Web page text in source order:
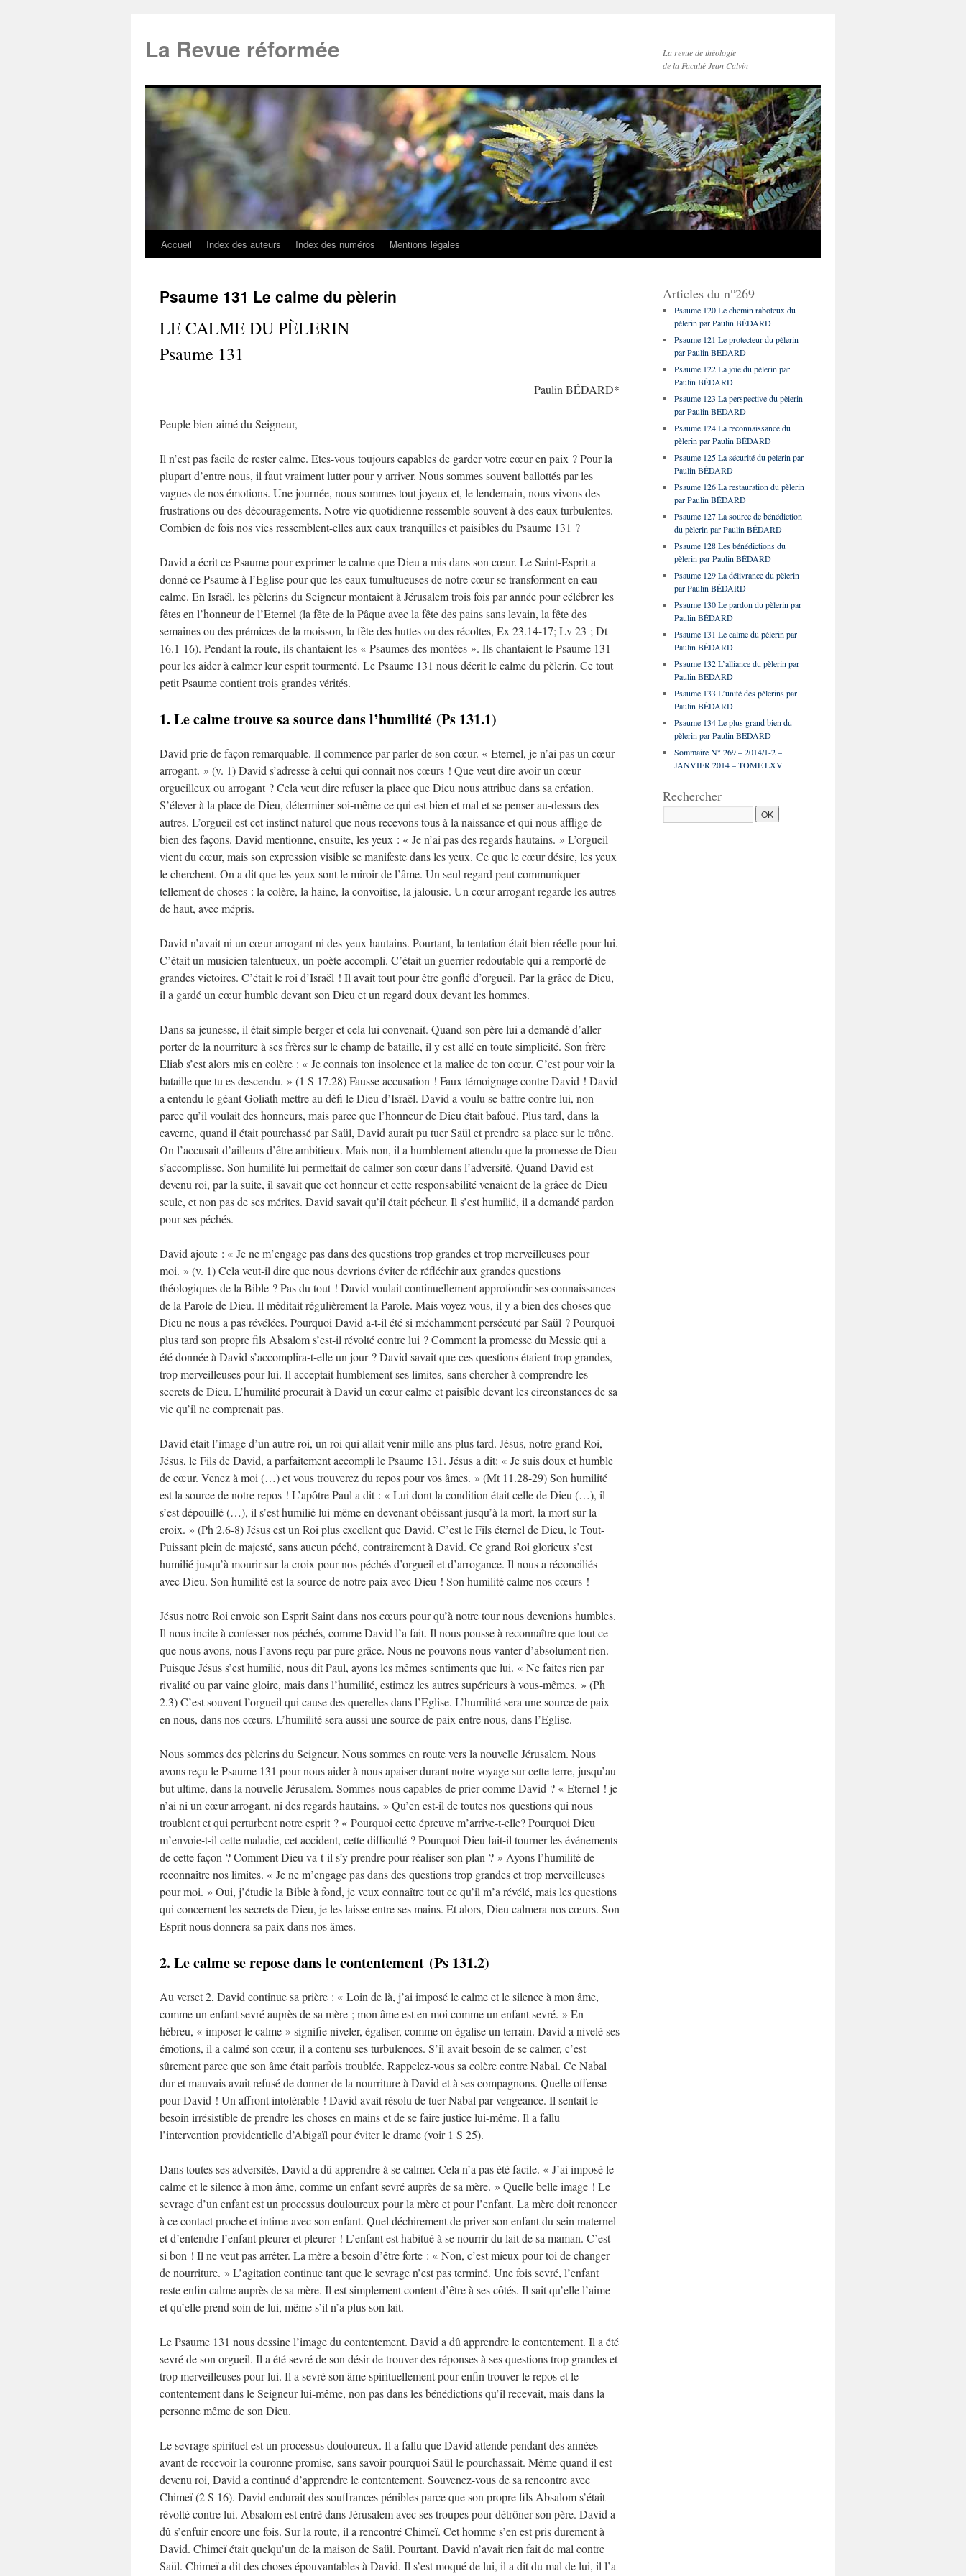
La Revue réformée
La revue de théologie
de la Faculté Jean Calvin
Accueil Index des auteurs Index des numéros Mentions légales
Psaume 131 Le calme du pèlerin
LE CALME DU PÈLERIN
Psaume 131
Paulin BÉDARD*
Peuple bien-aimé du Seigneur,
Il n’est pas facile de rester calme. Etes-vous toujours capables de garder votre cœur en paix ? Pour la
plupart d’entre nous, il faut vraiment lutter pour y arriver. Nous sommes souvent ballottés par les
vagues de nos émotions. Une journée, nous sommes tout joyeux et, le lendemain, nous vivons des
frustrations ou des découragements. Notre vie quotidienne ressemble souvent à des eaux turbulentes.
Combien de fois nos vies ressemblent-elles aux eaux tranquilles et paisibles du Psaume 131 ?
David a écrit ce Psaume pour exprimer le calme que Dieu a mis dans son cœur. Le Saint-Esprit a
donné ce Psaume à l’Eglise pour que les eaux tumultueuses de notre cœur se transforment en eau
calme. En Israël, les pèlerins du Seigneur montaient à Jérusalem trois fois par année pour célébrer les
fêtes en l’honneur de l’Eternel (la fête de la Pâque avec la fête des pains sans levain, la fête des
semaines ou des prémices de la moisson, la fête des huttes ou des récoltes, Ex 23.14-17; Lv 23 ; Dt
16.1-16). Pendant la route, ils chantaient les « Psaumes des montées ». Ils chantaient le Psaume 131
pour les aider à calmer leur esprit tourmenté. Le Psaume 131 nous décrit le calme du pèlerin. Ce tout
petit Psaume contient trois grandes vérités.
1. Le calme trouve sa source dans l’humilité (Ps 131.1)
David prie de façon remarquable. Il commence par parler de son cœur. « Eternel, je n’ai pas un cœur
arrogant. » (v. 1) David s’adresse à celui qui connaît nos cœurs ! Que veut dire avoir un cœur
orgueilleux ou arrogant ? Cela veut dire refuser la place que Dieu nous attribue dans sa création.
S’élever à la place de Dieu, déterminer soi-même ce qui est bien et mal et se penser au-dessus des
autres. L’orgueil est cet instinct naturel que nous recevons tous à la naissance et qui nous afflige de
bien des façons. David mentionne, ensuite, les yeux : « Je n’ai pas des regards hautains. » L’orgueil
vient du cœur, mais son expression visible se manifeste dans les yeux. Ce que le cœur désire, les yeux
le cherchent. On a dit que les yeux sont le miroir de l’âme. Un seul regard peut communiquer
tellement de choses : la colère, la haine, la convoitise, la jalousie. Un cœur arrogant regarde les autres
de haut, avec mépris.
David n’avait ni un cœur arrogant ni des yeux hautains. Pourtant, la tentation était bien réelle pour lui.
C’était un musicien talentueux, un poète accompli. C’était un guerrier redoutable qui a remporté de
grandes victoires. C’était le roi d’Israël ! Il avait tout pour être gonflé d’orgueil. Par la grâce de Dieu,
il a gardé un cœur humble devant son Dieu et un regard doux devant les hommes.
Dans sa jeunesse, il était simple berger et cela lui convenait. Quand son père lui a demandé d’aller
porter de la nourriture à ses frères sur le champ de bataille, il y est allé en toute simplicité. Son frère
Eliab s’est alors mis en colère : « Je connais ton insolence et la malice de ton cœur. C’est pour voir la
bataille que tu es descendu. » (1 S 17.28) Fausse accusation ! Faux témoignage contre David ! David
a entendu le géant Goliath mettre au défi le Dieu d’Israël. David a voulu se battre contre lui, non
parce qu’il voulait des honneurs, mais parce que l’honneur de Dieu était bafoué. Plus tard, dans la
caverne, quand il était pourchassé par Saül, David aurait pu tuer Saül et prendre sa place sur le trône.
On l’accusait d’ailleurs d’être ambitieux. Mais non, il a humblement attendu que la promesse de Dieu
s’accomplisse. Son humilité lui permettait de calmer son cœur dans l’adversité. Quand David est
devenu roi, par la suite, il savait que cet honneur et cette responsabilité venaient de la grâce de Dieu
seule, et non pas de ses mérites. David savait qu’il était pécheur. Il s’est humilié, il a demandé pardon
pour ses péchés.
David ajoute : « Je ne m’engage pas dans des questions trop grandes et trop merveilleuses pour
moi. » (v. 1) Cela veut-il dire que nous devrions éviter de réfléchir aux grandes questions
théologiques de la Bible ? Pas du tout ! David voulait continuellement approfondir ses connaissances
de la Parole de Dieu. Il méditait régulièrement la Parole. Mais voyez-vous, il y a bien des choses que
Dieu ne nous a pas révélées. Pourquoi David a-t-il été si méchamment persécuté par Saül ? Pourquoi
plus tard son propre fils Absalom s’est-il révolté contre lui ? Comment la promesse du Messie qui a
été donnée à David s’accomplira-t-elle un jour ? David savait que ces questions étaient trop grandes,
trop merveilleuses pour lui. Il acceptait humblement ses limites, sans chercher à comprendre les
secrets de Dieu. L’humilité procurait à David un cœur calme et paisible devant les circonstances de sa
vie qu’il ne comprenait pas.
David était l’image d’un autre roi, un roi qui allait venir mille ans plus tard. Jésus, notre grand Roi,
Jésus, le Fils de David, a parfaitement accompli le Psaume 131. Jésus a dit: « Je suis doux et humble
de cœur. Venez à moi (…) et vous trouverez du repos pour vos âmes. » (Mt 11.28-29) Son humilité
est la source de notre repos ! L’apôtre Paul a dit : « Lui dont la condition était celle de Dieu (…), il
s’est dépouillé (…), il s’est humilié lui-même en devenant obéissant jusqu’à la mort, la mort sur la
croix. » (Ph 2.6-8) Jésus est un Roi plus excellent que David. C’est le Fils éternel de Dieu, le Tout-
Puissant plein de majesté, sans aucun péché, contrairement à David. Ce grand Roi glorieux s’est
humilié jusqu’à mourir sur la croix pour nos péchés d’orgueil et d’arrogance. Il nous a réconciliés
avec Dieu. Son humilité est la source de notre paix avec Dieu ! Son humilité calme nos cœurs !
Jésus notre Roi envoie son Esprit Saint dans nos cœurs pour qu’à notre tour nous devenions humbles.
Il nous incite à confesser nos péchés, comme David l’a fait. Il nous pousse à reconnaître que tout ce
que nous avons, nous l’avons reçu par pure grâce. Nous ne pouvons nous vanter d’absolument rien.
Puisque Jésus s’est humilié, nous dit Paul, ayons les mêmes sentiments que lui. « Ne faites rien par
rivalité ou par vaine gloire, mais dans l’humilité, estimez les autres supérieurs à vous-mêmes. » (Ph
2.3) C’est souvent l’orgueil qui cause des querelles dans l’Eglise. L’humilité sera une source de paix
en nous, dans nos cœurs. L’humilité sera aussi une source de paix entre nous, dans l’Eglise.
Nous sommes des pèlerins du Seigneur. Nous sommes en route vers la nouvelle Jérusalem. Nous
avons reçu le Psaume 131 pour nous aider à nous apaiser durant notre voyage sur cette terre, jusqu’au
but ultime, dans la nouvelle Jérusalem. Sommes-nous capables de prier comme David ? « Eternel ! je
n’ai ni un cœur arrogant, ni des regards hautains. » Qu’en est-il de toutes nos questions qui nous
troublent et qui perturbent notre esprit ? « Pourquoi cette épreuve m’arrive-t-elle? Pourquoi Dieu
m’envoie-t-il cette maladie, cet accident, cette difficulté ? Pourquoi Dieu fait-il tourner les événements
de cette façon ? Comment Dieu va-t-il s’y prendre pour réaliser son plan ? » Ayons l’humilité de
reconnaître nos limites. « Je ne m’engage pas dans des questions trop grandes et trop merveilleuses
pour moi. » Oui, j’étudie la Bible à fond, je veux connaître tout ce qu’il m’a révélé, mais les questions
qui concernent les secrets de Dieu, je les laisse entre ses mains. Et alors, Dieu calmera nos cœurs. Son
Esprit nous donnera sa paix dans nos âmes.
2. Le calme se repose dans le contentement (Ps 131.2)
Au verset 2, David continue sa prière : « Loin de là, j’ai imposé le calme et le silence à mon âme,
comme un enfant sevré auprès de sa mère ; mon âme est en moi comme un enfant sevré. » En
hébreu, « imposer le calme » signifie niveler, égaliser, comme on égalise un terrain. David a nivelé ses
émotions, il a calmé son cœur, il a contenu ses turbulences. S’il avait besoin de se calmer, c’est
sûrement parce que son âme était parfois troublée. Rappelez-vous sa colère contre Nabal. Ce Nabal
dur et mauvais avait refusé de donner de la nourriture à David et à ses compagnons. Quelle offense
pour David ! Un affront intolérable ! David avait résolu de tuer Nabal par vengeance. Il sentait le
besoin irrésistible de prendre les choses en mains et de se faire justice lui-même. Il a fallu
l’intervention providentielle d’Abigaïl pour éviter le drame (voir 1 S 25).
Dans toutes ses adversités, David a dû apprendre à se calmer. Cela n’a pas été facile. « J’ai imposé le
calme et le silence à mon âme, comme un enfant sevré auprès de sa mère. » Quelle belle image ! Le
sevrage d’un enfant est un processus douloureux pour la mère et pour l’enfant. La mère doit renoncer
à ce contact proche et intime avec son enfant. Quel déchirement de priver son enfant du sein maternel
et d’entendre l’enfant pleurer et pleurer ! L’enfant est habitué à se nourrir du lait de sa maman. C’est
si bon ! Il ne veut pas arrêter. La mère a besoin d’être forte : « Non, c’est mieux pour toi de changer
de nourriture. » L’agitation continue tant que le sevrage n’est pas terminé. Une fois sevré, l’enfant
reste enfin calme auprès de sa mère. Il est simplement content d’être à ses côtés. Il sait qu’elle l’aime
et qu’elle prend soin de lui, même s’il n’a plus son lait.
Le Psaume 131 nous dessine l’image du contentement. David a dû apprendre le contentement. Il a été
sevré de son orgueil. Il a été sevré de son désir de trouver des réponses à ses questions trop grandes et
trop merveilleuses pour lui. Il a sevré son âme spirituellement pour enfin trouver le repos et le
contentement dans le Seigneur lui-même, non pas dans les bénédictions qu’il recevait, mais dans la
personne même de son Dieu.
Le sevrage spirituel est un processus douloureux. Il a fallu que David attende pendant des années
avant de recevoir la couronne promise, sans savoir pourquoi Saül le pourchassait. Même quand il est
devenu roi, David a continué d’apprendre le contentement. Souvenez-vous de sa rencontre avec
Chimeï (2 S 16). David endurait des souffrances pénibles parce que son propre fils Absalom s’était
révolté contre lui. Absalom est entré dans Jérusalem avec ses troupes pour détrôner son père. David a
dû s’enfuir encore une fois. Sur la route, il a rencontré Chimeï. Cet homme s’en est pris durement à
David. Chimeï était quelqu’un de la maison de Saül. Pourtant, David n’avait rien fait de mal contre
Saül. Chimeï a dit des choses épouvantables à David. Il s’est moqué de lui, il a dit du mal de lui, il l’a
Articles du n°269
Psaume 120 Le chemin raboteux du
pèlerin par Paulin BÉDARD
Psaume 121 Le protecteur du pèlerin
par Paulin BÉDARD
Psaume 122 La joie du pèlerin par
Paulin BÉDARD
Psaume 123 La perspective du pèlerin
par Paulin BÉDARD
Psaume 124 La reconnaissance du
pèlerin par Paulin BÉDARD
Psaume 125 La sécurité du pèlerin par
Paulin BÉDARD
Psaume 126 La restauration du pèlerin
par Paulin BÉDARD
Psaume 127 La source de bénédiction
du pèlerin par Paulin BÉDARD
Psaume 128 Les bénédictions du
pèlerin par Paulin BÉDARD
Psaume 129 La délivrance du pèlerin
par Paulin BÉDARD
Psaume 130 Le pardon du pèlerin par
Paulin BÉDARD
Psaume 131 Le calme du pèlerin par
Paulin BÉDARD
Psaume 132 L’alliance du pèlerin par
Paulin BÉDARD
Psaume 133 L’unité des pèlerins par
Paulin BÉDARD
Psaume 134 Le plus grand bien du
pèlerin par Paulin BÉDARD
Sommaire N° 269 – 2014/1-2 –
JANVIER 2014 – TOME LXV
Rechercher